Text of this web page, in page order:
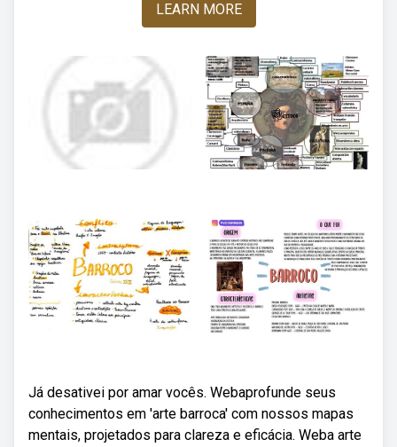
LEARN MORE
Já desativei por amar vocês. Webaprofunde seus
conhecimentos em 'arte barroca' com nossos mapas
mentais, projetados para clareza e eficácia. Weba arte